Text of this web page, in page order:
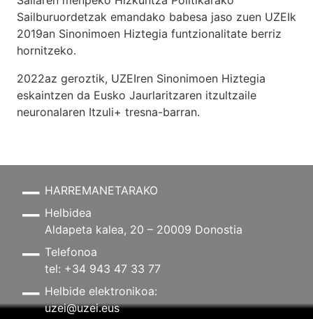
Sailburuordetzak emandako babesa jaso zuen UZEIk
2019an Sinonimoen Hiztegia funtzionalitate berriz
hornitzeko.
2022az geroztik, UZEIren Sinonimoen Hiztegia
eskaintzen da Eusko Jaurlaritzaren itzultzaile
neuronalaren Itzuli+ tresna-barran.
HARREMANETARAKO
Helbidea
Aldapeta kalea, 20 – 20009 Donostia
Telefonoa
tel: +34 943 47 33 77
Helbide elektronikoa:
uzei@uzei.eus